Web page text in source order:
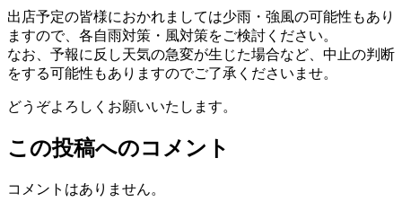
出店予定の皆様におかれましては少雨・強風の可能性もあり
ますので、各自雨対策・風対策をご検討ください。
なお、予報に反し天気の急変が生じた場合など、中止の判断
をする可能性もありますのでご了承くださいませ。
どうぞよろしくお願いいたします。
この投稿へのコメント
コメントはありません。